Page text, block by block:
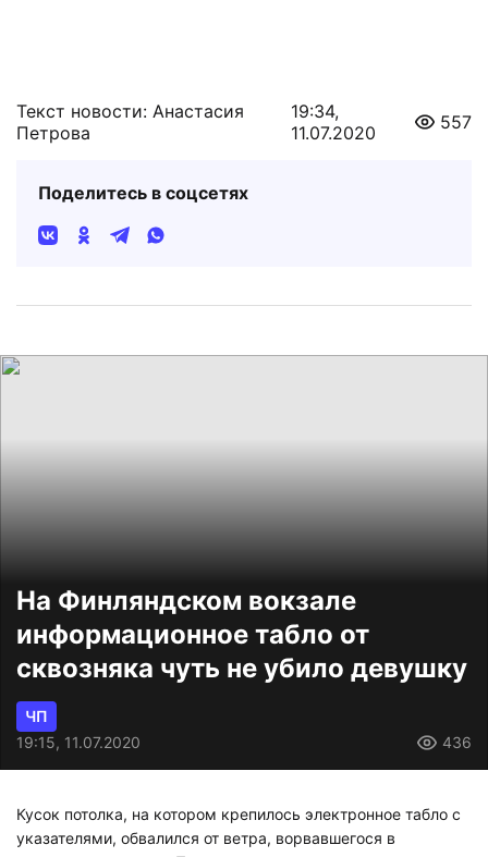
Текст новости: Анастасия
Петрова
19:34,
11.07.2020
557
Поделитесь в соцсетях
На Финляндском вокзале
информационное табло от
сквозняка чуть не убило девушку
ЧП
19:15, 11.07.2020
436
Кусок потолка, на котором крепилось электронное табло с
указателями, обвалился от ветра, ворвавшегося в